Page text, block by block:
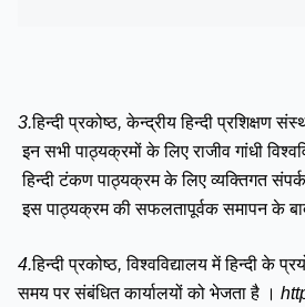
3.हिन्दी प्रकोष्ठ,केन्द्रीय हिन्दी प्रशिक्षण
इन सभी पाठ्यक्रमों के लिए राजीव गांधी
हिन्दी टंकण पाठ्यक्रम के लिए व्यक्तिगत संपर्क
इस पाठ्यक्रम की सफलतापूर्वक समापन के
4.हिन्दी प्रकोष्ठ,विश्वविद्यालय में हिन्दी के
समय पर संबंधित कार्यालयों को भेजता है ।